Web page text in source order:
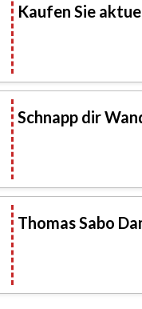
Kaufen Sie
Schnapp dir
Thomas Sabo